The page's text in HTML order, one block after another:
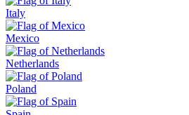
Italy
Mexico
Netherlands
Poland